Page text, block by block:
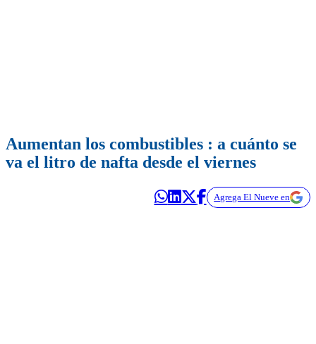
Aumentan los combustibles : a cuánto se
va el litro de nafta desde el viernes
Agrega El Nueve en